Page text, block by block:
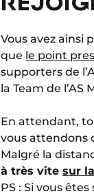
Vous avez ainsi
que le point
supporters de
la Team de l’AS
En attendant,
vous attendons
Malgré la
à très vite sur
PS : Si vous